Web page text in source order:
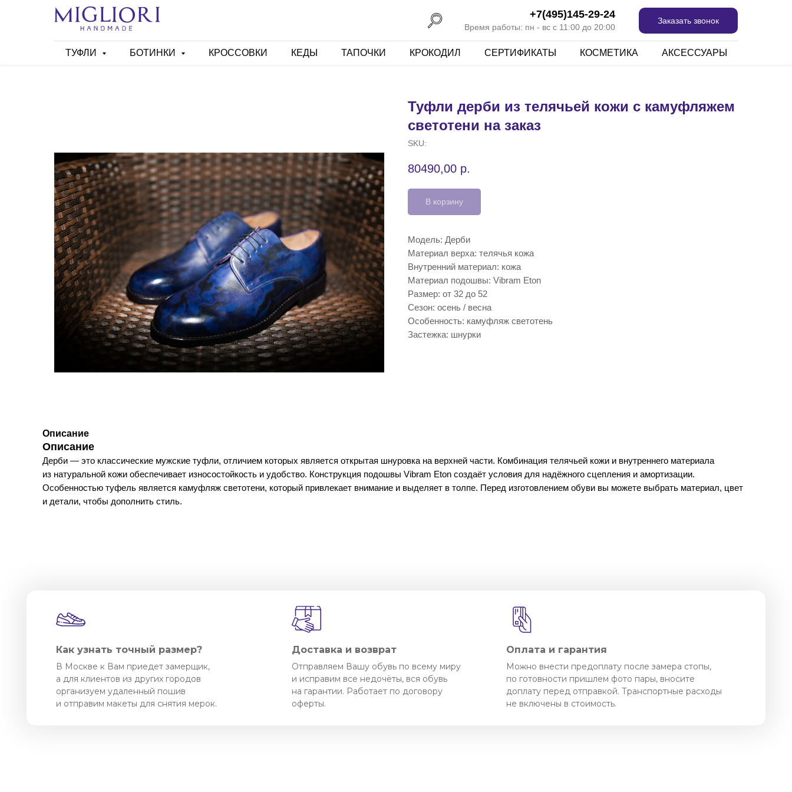
+7(495)145-29-24
Время работы: пн - вс с 11:00 до 20:00
Заказать звонок
ТУФЛИ БОТИНКИ КРОССОВКИ КЕДЫ ТАПОЧКИ КРОКОДИЛ СЕРТИФИКАТЫ КОСМЕТИКА АКСЕССУАРЫ
Туфли дерби из телячьей кожи с камуфляжем
светотени на заказ
SKU:
80490,00 р.
В корзину
Модель: Дерби
Материал верха: телячья кожа
Внутренний материал: кожа
Материал подошвы: Vibram Eton
Размер: от 32 до 52
Сезон: осень / весна
Особенность: камуфляж светотень
Застежка: шнурки
Описание
Описание
Дерби — это классические мужские туфли, отличием которых является открытая шнуровка на верхней части. Комбинация телячьей кожи и внутреннего материала
из натуральной кожи обеспечивает износостойкость и удобство. Конструкция подошвы Vibram Eton создаёт условия для надёжного сцепления и амортизации.
Особенностью туфель является камуфляж светотени, который привлекает внимание и выделяет в толпе. Перед изготовлением обуви вы можете выбрать материал, цвет
и детали, чтобы дополнить стиль.
Доставка и возврат
В Москве к Вам приедет замерщик,
а для клиентов из других городов
организуем удаленный пошив
и отправим макеты для снятия мерок.
Как узнать точный размер?
Отправляем Вашу обувь по всему миру
и исправим все недочёты, вся обувь
на гарантии. Работает по договору
оферты.
Оплата и гарантия
Можно внести предоплату после замера стопы,
по готовности пришлем фото пары, вносите
доплату перед отправкой. Транспортные расходы
не включены в стоимость.